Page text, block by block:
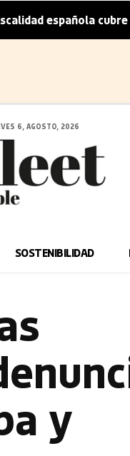
cubre menos
6, AGOSTO, 2026
SOSTENIBILIDAD
y